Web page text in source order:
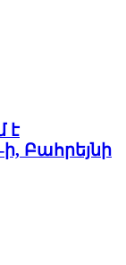
է
Բահրեյնի